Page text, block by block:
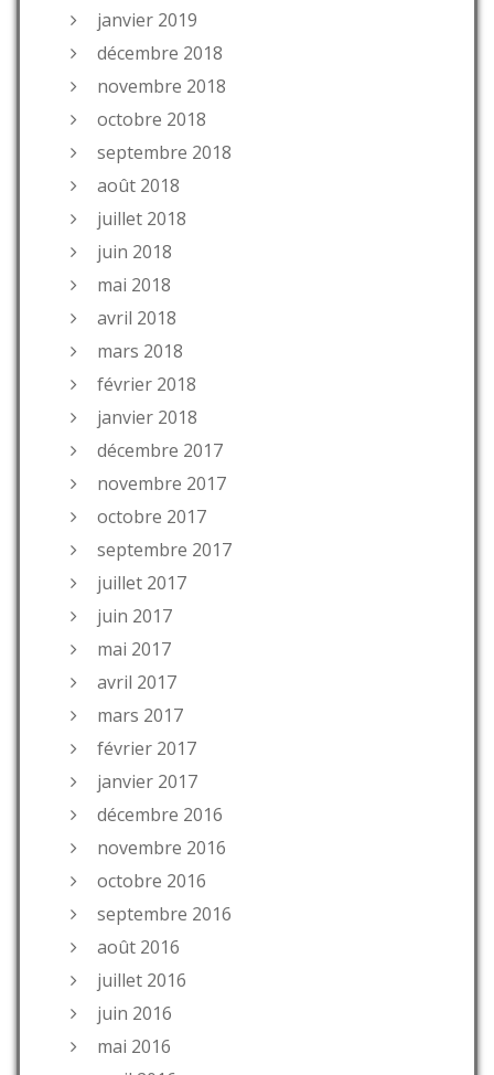
janvier 2019
décembre 2018
novembre 2018
octobre 2018
septembre 2018
août 2018
juillet 2018
juin 2018
mai 2018
avril 2018
mars 2018
février 2018
janvier 2018
décembre 2017
novembre 2017
octobre 2017
septembre 2017
juillet 2017
juin 2017
mai 2017
avril 2017
mars 2017
février 2017
janvier 2017
décembre 2016
novembre 2016
octobre 2016
septembre 2016
août 2016
juillet 2016
juin 2016
mai 2016